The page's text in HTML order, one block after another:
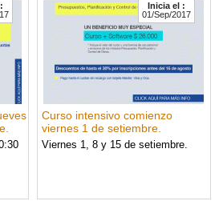
Inicia el :
01/Sep/2017
Curso intensivo comienzo
viernes 1 de setiembre.
Viernes 1, 8 y 15 de setiembre.